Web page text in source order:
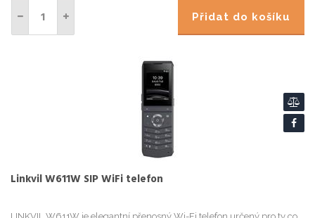
Přidat do košíku
Linkvil W611W SIP WiFi telefon